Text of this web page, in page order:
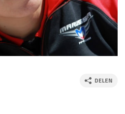
za 13:00 - 15:00
2026 23 - 25 okt
06 - 08 nov
DELEN